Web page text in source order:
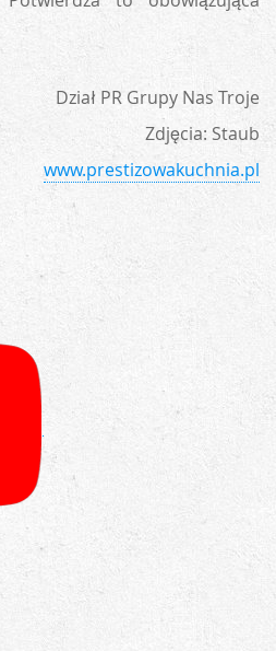
Dział PR Grupy Nas Troje
Zdjęcia: Staub
www.prestizowakuchnia.pl